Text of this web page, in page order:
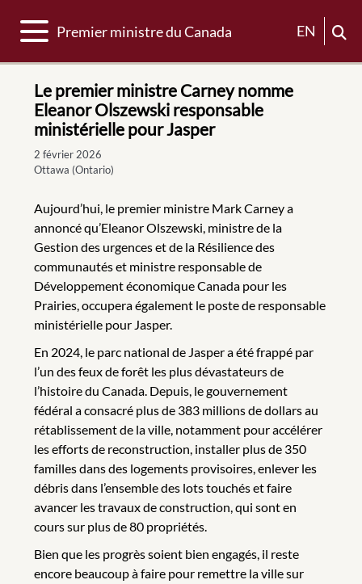
Basculer la navigation
Premier ministre du Canada EN
Le premier ministre Carney nomme
Eleanor Olszewski responsable
ministérielle pour Jasper
2 février 2026
Ottawa (Ontario)
Aujourd’hui, le premier ministre Mark Carney a
annoncé qu’Eleanor Olszewski, ministre de la
Gestion des urgences et de la Résilience des
communautés et ministre responsable de
Développement économique Canada pour les
Prairies, occupera également le poste de responsable
ministérielle pour Jasper.
En 2024, le parc national de Jasper a été frappé par
l’un des feux de forêt les plus dévastateurs de
l’histoire du Canada. Depuis, le gouvernement
fédéral a consacré plus de 383 millions de dollars au
rétablissement de la ville, notamment pour accélérer
les efforts de reconstruction, installer plus de 350
familles dans des logements provisoires, enlever les
débris dans l’ensemble des lots touchés et faire
avancer les travaux de construction, qui sont en
cours sur plus de 80 propriétés.
Bien que les progrès soient bien engagés, il reste
encore beaucoup à faire pour remettre la ville sur